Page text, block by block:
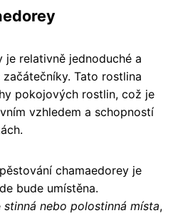
je relativně jednoduché a
Tato rostlina
pokojových rostlin, což je
vzhledem a schopností
chamaedorey je
bude umístěna.
stinná nebo polostinná místa,